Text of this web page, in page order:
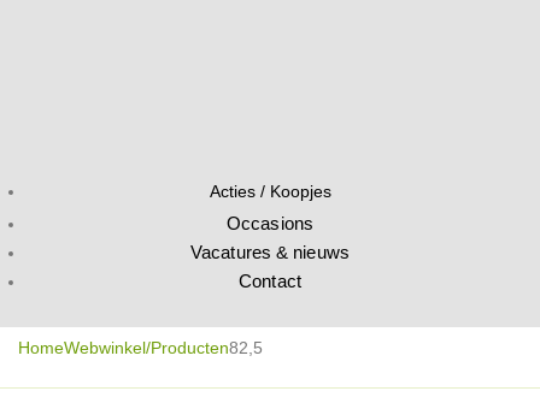
Acties / Koopjes
Occasions
Vacatures & nieuws
Contact
HomeWebwinkel/Producten82,5